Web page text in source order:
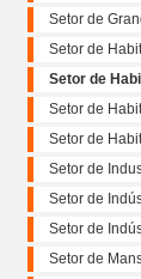
Setor de
Setor de
Setor de
Setor de
Setor de
Setor de
Setor de
Setor de
Setor de